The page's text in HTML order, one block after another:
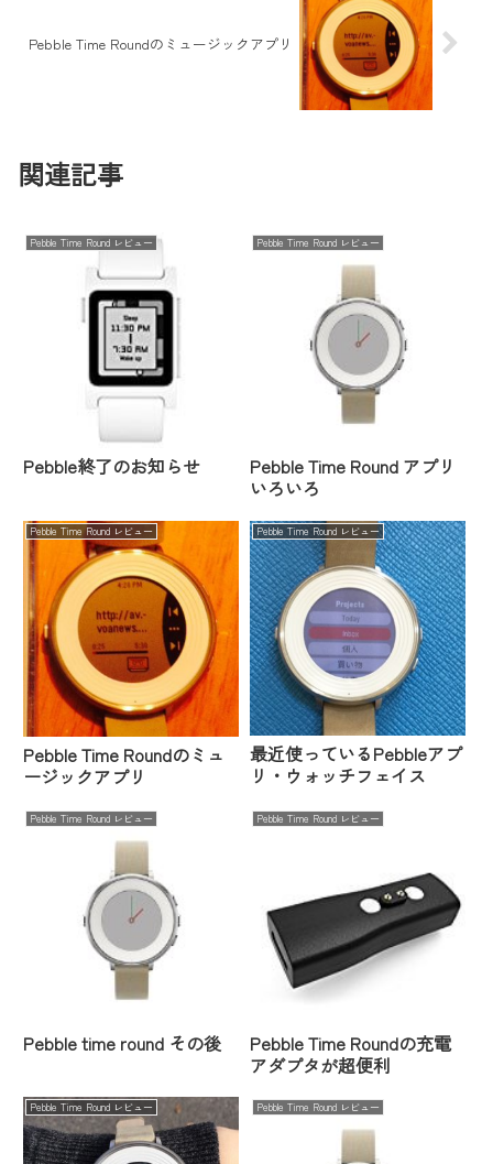
Pebble Time Roundのミュージックアプリ
関連記事
Pebble Time Round レビュー
Pebble終了のお知らせ
Pebble Time Round レビュー
Pebble Time Round アプリ
いろいろ
Pebble Time Round レビュー
Pebble Time Roundのミュ
ージックアプリ
Pebble Time Round レビュー
最近使っているPebbleアプ
リ・ウォッチフェイス
Pebble Time Round レビュー
Pebble time round その後
Pebble Time Round レビュー
Pebble Time Roundの充電
アダプタが超便利
Pebble Time Round レビュー Pebble Time Round レビュー